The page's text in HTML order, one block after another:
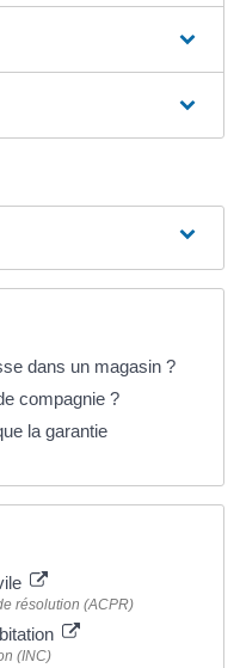
dans un magasin ?
compagnie ?
la garantie
résolution (ACPR)
(INC)